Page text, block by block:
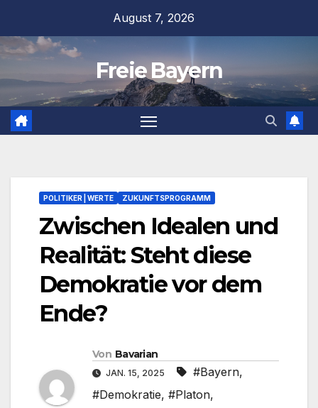
springen
August 7, 2026
Freie Bayern
POLITIKER | WERTE ZUKUNFTSPROGRAMM
Zwischen Idealen und
Realität: Steht diese
Demokratie vor dem
Ende?
Von Bavarian
JAN. 15, 2025 #Bayern,
#Demokratie, #Platon,